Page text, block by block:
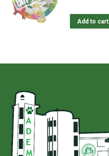
Add to cart